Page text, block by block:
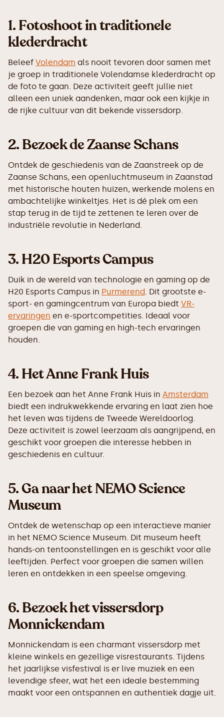
1.Fotoshoot in traditionele
klederdracht
Beleef Volendam als nooit tevoren door samen met
je groep in traditionele Volendamse klederdracht op
de foto te gaan. Deze activiteit geeft jullie niet
alleen een uniek aandenken, maar ook een kijkje in
de rijke cultuur van dit bekende vissersdorp.
2.Bezoek de Zaanse Schans
Ontdek de geschiedenis van de Zaanstreek op de
Zaanse Schans, een openluchtmuseum in Zaanstad
met historische houten huizen, werkende molens en
ambachtelijke winkeltjes. Het is dé plek om een
stap terug in de tijd te zettenen te leren over de
industriële revolutie in Nederland.
3.H20 Esports Campus
Duik in de wereld van technologie en gaming op de
H20 Esports Campus in Purmerend. Dit grootste e-
sport- en gamingcentrum van Europa biedt VR-
ervaringen en e-sportcompetities. Ideaal voor
groepen die van gaming en high-tech ervaringen
houden.
4.Het Anne Frank Huis
Een bezoek aan het Anne Frank Huis in Amsterdam
biedt een indrukwekkende ervaring en laat zien hoe
het leven was tijdens de Tweede Wereldoorlog.
Deze activiteit is zowel leerzaam als aangrijpend, en
geschikt voor groepen die interesse hebben in
geschiedenis en cultuur.
5.Ga naar het NEMO Science
Museum
Ontdek de wetenschap op een interactieve manier
in het NEMO Science Museum. Dit museum heeft
hands-on tentoonstellingen en is geschikt voor alle
leeftijden. Perfect voor groepen die samen willen
leren en ontdekken in een speelse omgeving.
6.Bezoek het vissersdorp
Monnickendam
Monnickendam is een charmant vissersdorp met
kleine winkels en gezellige visrestaurants. Tijdens
het jaarlijkse visfestival is er live muziek en een
levendige sfeer, wat het een ideale bestemming
maakt voor een ontspannen en authentiek dagje uit.